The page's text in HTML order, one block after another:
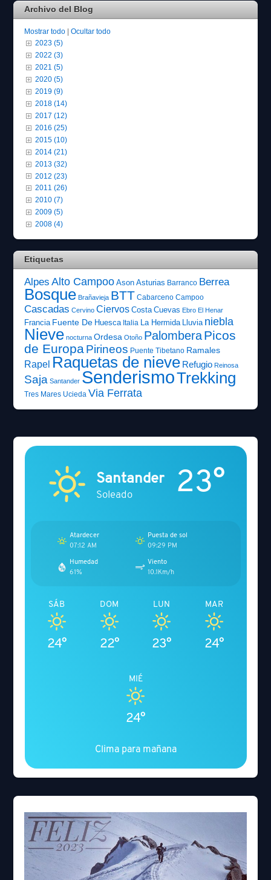
Archivo del Blog
Mostrar todo |Ocultar todo
2023 (5)
2022 (3)
2021 (5)
2020 (5)
2019 (9)
2018 (14)
2017 (12)
2016 (25)
2015 (10)
2014 (21)
2013 (32)
2012 (23)
2011 (26)
2010 (7)
2009 (5)
2008 (4)
Etiquetas
Alpes Alto Campoo Ason Asturias Barranco Berrea
Bosque Brañavieja BTT Cabarceno Campoo
Cascadas Cervino Ciervos Costa Cuevas Ebro El Henar
Francia Fuente De Huesca Italia La Hermida Lluvia niebla
Nieve nocturna Ordesa Otoño PalomberaPicos
de EuropaPirineos Puente Tibetano Ramales
Rapel Raquetas de nieve Refugio Reinosa
Saja Santander SenderismoTrekking
Tres Mares Ucieda Via Ferrata
Santander
Soleado 23°
Atardecer
07:12 AM
Puesta de sol
09:29 PM
Humedad
61%
Viento
10.1Km/h
SÁB
24°
DOM
22°
LUN
23°
MAR
24°
MIÉ
24°
Clima para mañana